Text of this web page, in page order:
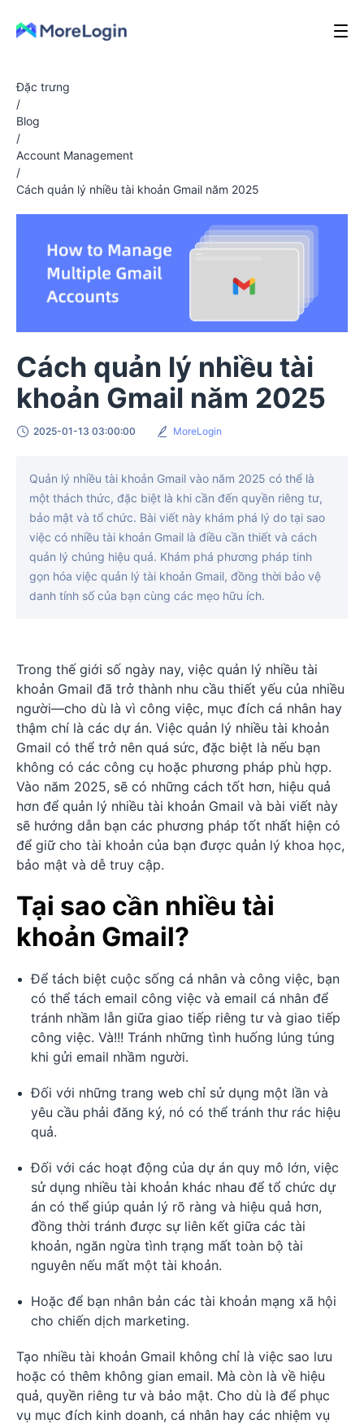
Đặc trưng
/
Blog
/
Account Management
/
Cách quản lý nhiều tài khoản Gmail năm 2025
Cách quản lý nhiều tài
khoản Gmail năm 2025
2025-01-13 03:00:00 MoreLogin
Quản lý nhiều tài khoản Gmail vào năm 2025 có thể là
một thách thức, đặc biệt là khi cần đến quyền riêng tư,
bảo mật và tổ chức. Bài viết này khám phá lý do tại sao
việc có nhiều tài khoản Gmail là điều cần thiết và cách
quản lý chúng hiệu quả. Khám phá phương pháp tinh
gọn hóa việc quản lý tài khoản Gmail, đồng thời bảo vệ
danh tính số của bạn cùng các mẹo hữu ích.
Trong thế giới số ngày nay, việc quản lý nhiều tài
khoản Gmail đã trở thành nhu cầu thiết yếu của nhiều
người—cho dù là vì công việc, mục đích cá nhân hay
thậm chí là các dự án. Việc quản lý nhiều tài khoản
Gmail có thể trở nên quá sức, đặc biệt là nếu bạn
không có các công cụ hoặc phương pháp phù hợp.
Vào năm 2025, sẽ có những cách tốt hơn, hiệu quả
hơn để quản lý nhiều tài khoản Gmail và bài viết này
sẽ hướng dẫn bạn các phương pháp tốt nhất hiện có
để giữ cho tài khoản của bạn được quản lý khoa học,
bảo mật và dễ truy cập.
Tại sao cần nhiều tài
khoản Gmail?
Để tách biệt cuộc sống cá nhân và công việc, bạn
có thể tách email công việc và email cá nhân để
tránh nhầm lẫn giữa giao tiếp riêng tư và giao tiếp
công việc. Và!!! Tránh những tình huống lúng túng
khi gửi email nhầm người.
Đối với những trang web chỉ sử dụng một lần và
yêu cầu phải đăng ký, nó có thể tránh thư rác hiệu
quả.
Đối với các hoạt động của dự án quy mô lớn, việc
sử dụng nhiều tài khoản khác nhau để tổ chức dự
án có thể giúp quản lý rõ ràng và hiệu quả hơn,
đồng thời tránh được sự liên kết giữa các tài
khoản, ngăn ngừa tình trạng mất toàn bộ tài
nguyên nếu mất một tài khoản.
Hoặc để bạn nhân bản các tài khoản mạng xã hội
cho chiến dịch marketing.
Tạo nhiều tài khoản Gmail không chỉ là việc sao lưu
hoặc có thêm không gian email. Mà còn là về hiệu
quả, quyền riêng tư và bảo mật. Cho dù là để phục
vụ mục đích kinh doanh, cá nhân hay các nhiệm vụ